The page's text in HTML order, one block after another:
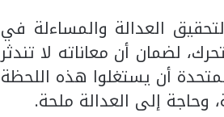
العدالة والمساءلة في
لضمان أن معاناته لا تندثر
أن يستغلوا هذه اللحظة
وحاجة إلى العدالة ملحة.